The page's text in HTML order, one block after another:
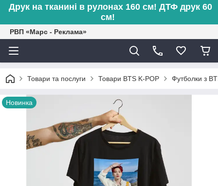
Друк на тканині в рулонах 160 см! ДТФ друк 60
см!
РВП «Марс - Реклама»
Товари та послуги Товари BTS K-POP Футболки з
Новинка